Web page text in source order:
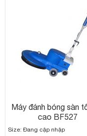
Máy đánh bóng sàn
cao BF527
Size: Đang cập nhập